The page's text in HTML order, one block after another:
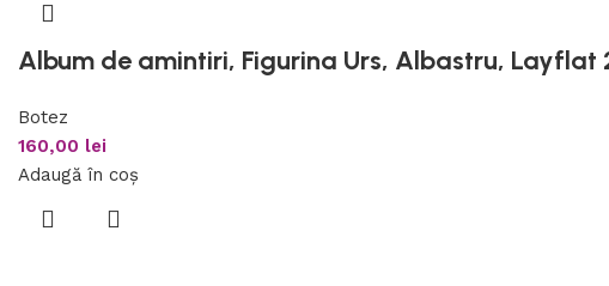
Album de amintiri, Figurina Urs, Albastru, Layflat
Botez
160,00 lei
Adaugă în coș